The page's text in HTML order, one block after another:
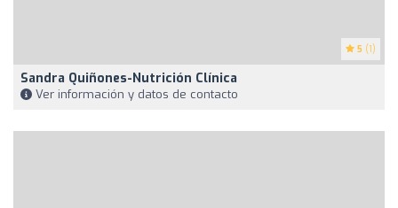
5 (1)
Sandra Quiñones-Nutrición Clínica
Ver información y datos de contacto